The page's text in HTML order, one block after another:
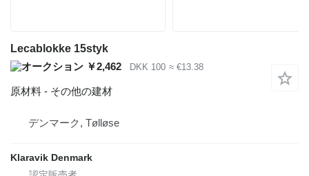
Lecablokke 15styk
￥2,462
DKK 100 ≈ €13.38
原材料 - その他の建材
デンマーク, Tølløse
Klaravik Denmark